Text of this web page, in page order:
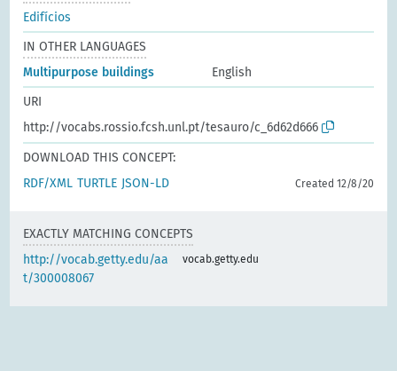
Edifícios
IN OTHER LANGUAGES
Multipurpose buildings
English
URI
http://vocabs.rossio.fcsh.unl.pt/tesauro/c_6d62d666
DOWNLOAD THIS CONCEPT:
RDF/XML TURTLE JSON-LD Created 12/8/20
EXACTLY MATCHING CONCEPTS
http://vocab.getty.edu/aa
t/300008067
vocab.getty.edu